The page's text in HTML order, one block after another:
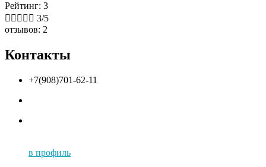
Рейтинг: 3
     3/5
отзывов: 2
Контакты
+7(908)701-62-11
в профиль